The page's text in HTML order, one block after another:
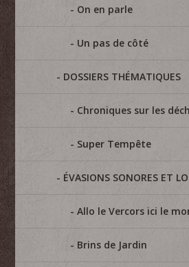
On en parle
Un pas de côté
DOSSIERS THÉMATIQUES
Chroniques sur les
Super Tempête
ÉVASIONS SONORES ET
Allo le Vercors ici le
Brins de Jardin